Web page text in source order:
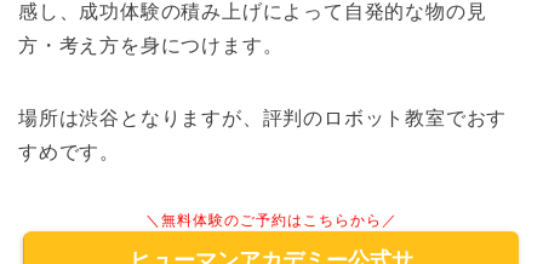
感し、成功体験の積み上げによって自発的な物の見
方・考え方を身につけます。
場所は渋谷となりますが、評判のロボット教室でおす
すめです。
＼無料体験のご予約はこちらから／